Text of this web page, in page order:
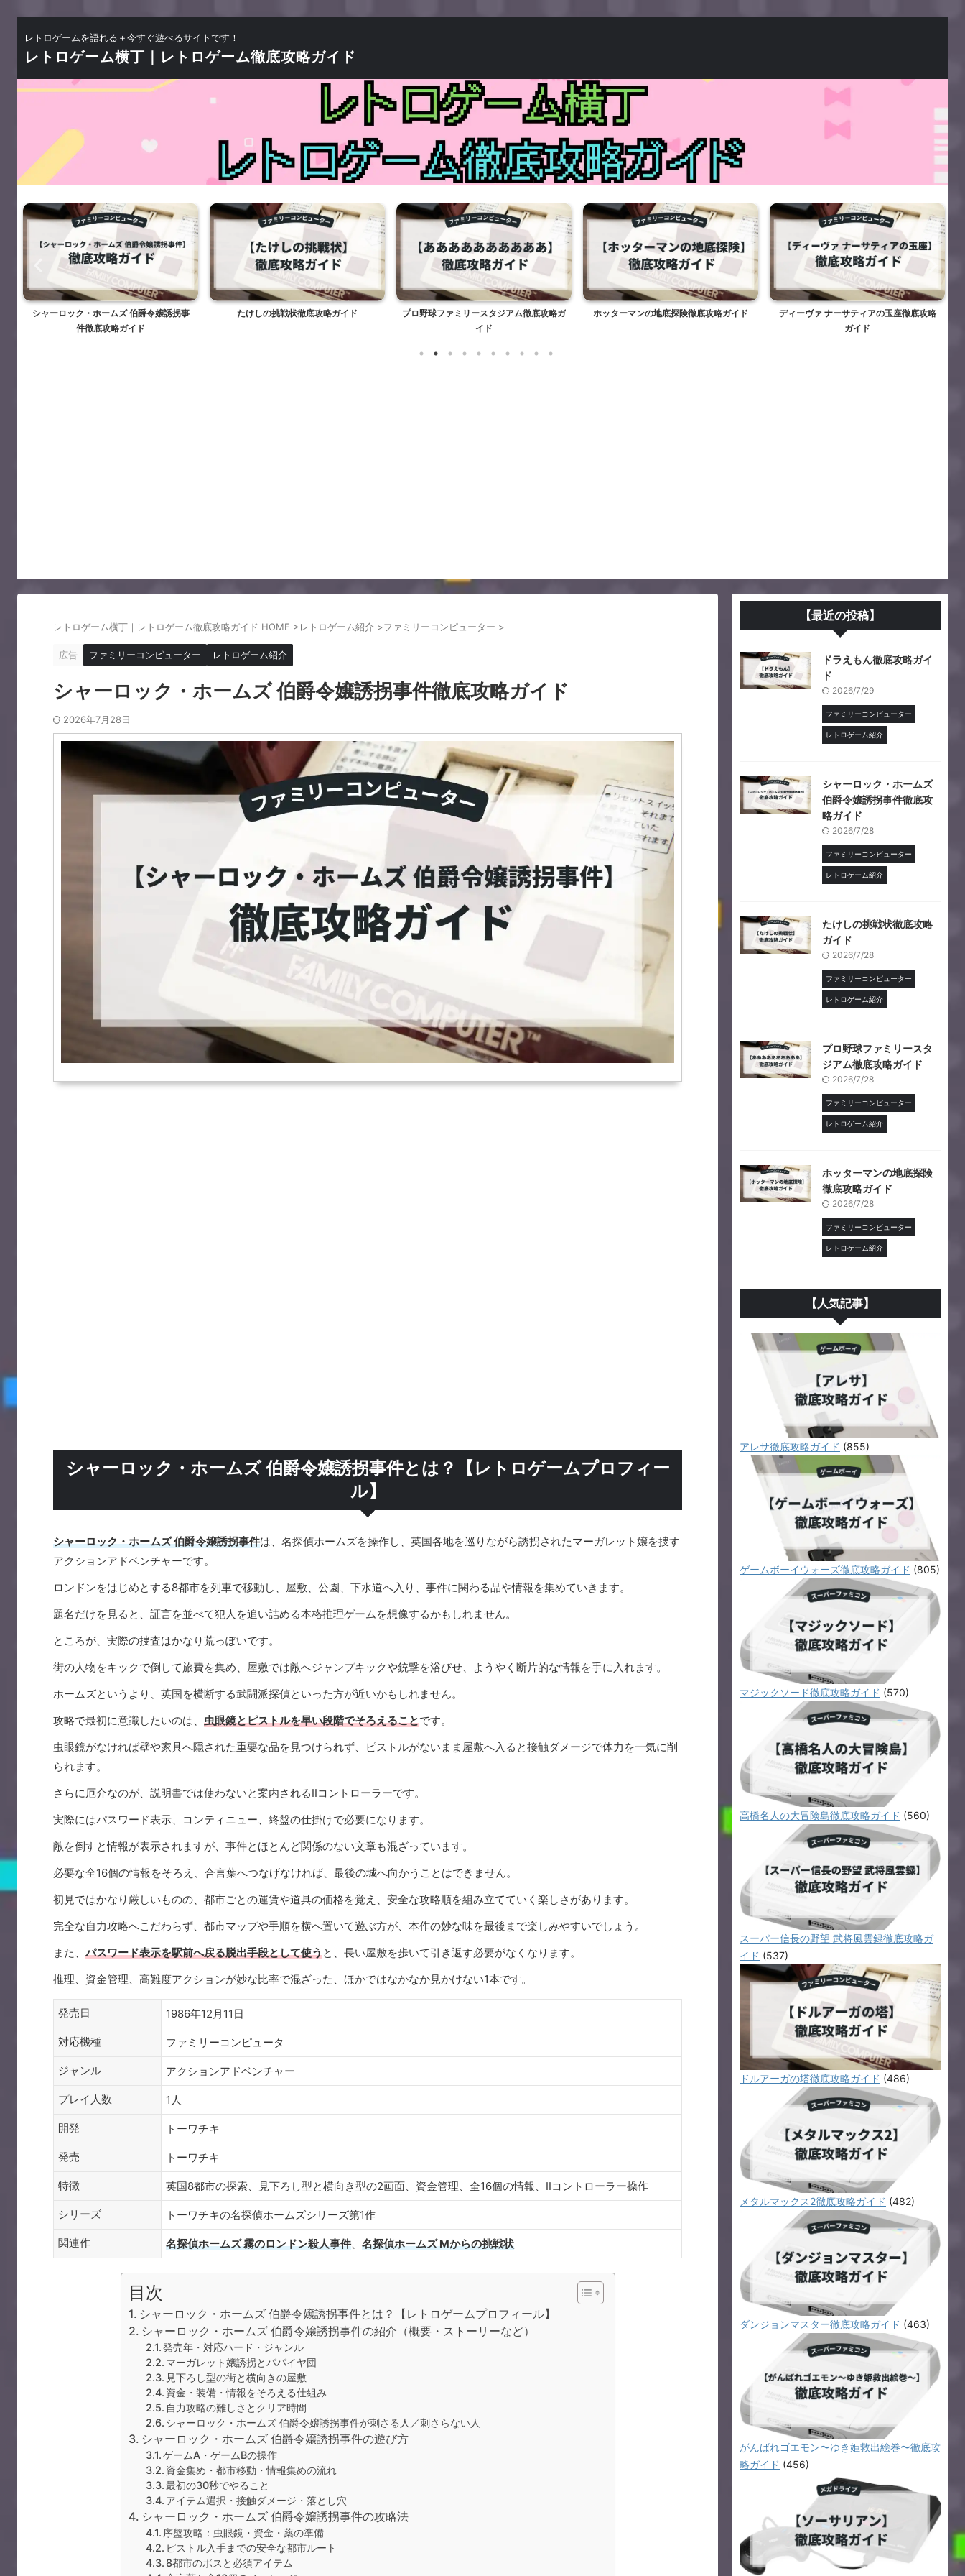
レトロゲームを語れる＋今すぐ遊べるサイトです！
レトロゲーム横丁｜レトロゲーム徹底攻略ガイド
シャーロック・ホームズ 伯爵令嬢誘拐事
件徹底攻略ガイド
たけしの挑戦状徹底攻略ガイド
プロ野球ファミリースタジアム徹底攻略ガ
イド
ホッターマンの地底探険徹底攻略ガイド
ディーヴァ ナーサティアの玉座徹底攻略
ガイド
レトロゲーム横丁｜レトロゲーム徹底攻略ガイド HOME >レトロゲーム紹介 >ファミリーコンピューター >
広告 ファミリーコンピューター レトロゲーム紹介
シャーロック・ホームズ 伯爵令嬢誘拐事件徹底攻略ガイド
2026年7月28日
シャーロック・ホームズ 伯爵令嬢誘拐事件とは？【レトロゲームプロフィー
ル】
シャーロック・ホームズ 伯爵令嬢誘拐事件は、名探偵ホームズを操作し、英国各地を巡りながら誘拐されたマーガレット嬢を捜す
アクションアドベンチャーです。
ロンドンをはじめとする8都市を列車で移動し、屋敷、公園、下水道へ入り、事件に関わる品や情報を集めていきます。
題名だけを見ると、証言を並べて犯人を追い詰める本格推理ゲームを想像するかもしれません。
ところが、実際の捜査はかなり荒っぽいです。
街の人物をキックで倒して旅費を集め、屋敷では敵へジャンプキックや銃撃を浴びせ、ようやく断片的な情報を手に入れます。
ホームズというより、英国を横断する武闘派探偵といった方が近いかもしれません。
攻略で最初に意識したいのは、 虫眼鏡とピストルを早い段階でそろえることです。
虫眼鏡がなければ壁や家具へ隠された重要な品を見つけられず、ピストルがないまま屋敷へ入ると接触ダメージで体力を一気に削
られます。
さらに厄介なのが、説明書では使わないと案内されるIIコントローラーです。
実際にはパスワード表示、コンティニュー、終盤の仕掛けで必要になります。
敵を倒すと情報が表示されますが、事件とほとんど関係のない文章も混ざっています。
必要な全16個の情報をそろえ、合言葉へつなげなければ、最後の城へ向かうことはできません。
初見ではかなり厳しいものの、都市ごとの運賃や道具の価格を覚え、安全な攻略順を組み立てていく楽しさがあります。
完全な自力攻略へこだわらず、都市マップや手順を横へ置いて遊ぶ方が、本作の妙な味を最後まで楽しみやすいでしょう。
また、 パスワード表示を駅前へ戻る脱出手段として使うと、長い屋敷を歩いて引き返す必要がなくなります。
推理、資金管理、高難度アクションが妙な比率で混ざった、ほかではなかなか見かけない1本です。
発売日 1986年12月11日
対応機種 ファミリーコンピュータ
ジャンル アクションアドベンチャー
プレイ人数 1人
開発 トーワチキ
発売 トーワチキ
特徴 英国8都市の探索、見下ろし型と横向き型の2画面、資金管理、全16個の情報、IIコントローラー操作
シリーズ トーワチキの名探偵ホームズシリーズ第1作
関連作 名探偵ホームズ 霧のロンドン殺人事件、 名探偵ホームズ Mからの挑戦状
目次
シャーロック・ホームズ 伯爵令嬢誘拐事件とは？【レトロゲームプロフィール】
シャーロック・ホームズ 伯爵令嬢誘拐事件の紹介（概要・ストーリーなど）
発売年・対応ハード・ジャンル
マーガレット嬢誘拐とパパイヤ団
見下ろし型の街と横向きの屋敷
資金・装備・情報をそろえる仕組み
自力攻略の難しさとクリア時間
シャーロック・ホームズ 伯爵令嬢誘拐事件が刺さる人／刺さらない人
シャーロック・ホームズ 伯爵令嬢誘拐事件の遊び方
ゲームA・ゲームBの操作
資金集め・都市移動・情報集めの流れ
最初の30秒でやること
アイテム選択・接触ダメージ・落とし穴
シャーロック・ホームズ 伯爵令嬢誘拐事件の攻略法
序盤攻略：虫眼鏡・資金・薬の準備
ピストル入手までの安全な都市ルート
8都市のボスと必須アイテム
【最近の投稿】
ドラえもん徹底攻略ガイ
ド
2026/7/29
ファミリーコンピューター
レトロゲーム紹介
シャーロック・ホームズ
伯爵令嬢誘拐事件徹底攻
略ガイド
2026/7/28
ファミリーコンピューター
レトロゲーム紹介
たけしの挑戦状徹底攻略
ガイド
2026/7/28
ファミリーコンピューター
レトロゲーム紹介
プロ野球ファミリースタ
ジアム徹底攻略ガイド
2026/7/28
ファミリーコンピューター
レトロゲーム紹介
ホッターマンの地底探険
徹底攻略ガイド
2026/7/28
ファミリーコンピューター
レトロゲーム紹介
【人気記事】
アレサ徹底攻略ガイド (855)
ゲームボーイウォーズ徹底攻略ガイド (805)
マジックソード徹底攻略ガイド (570)
高橋名人の大冒険島徹底攻略ガイド (560)
スーパー信長の野望 武将風雲録徹底攻略ガ
イド (537)
ドルアーガの塔徹底攻略ガイド (486)
メタルマックス2徹底攻略ガイド (482)
ダンジョンマスター徹底攻略ガイド (463)
がんばれゴエモン〜ゆき姫救出絵巻〜徹底攻
略ガイド (456)